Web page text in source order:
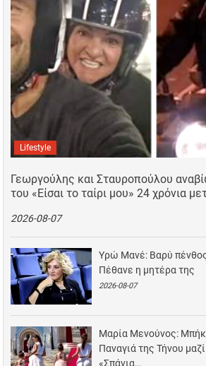
Lifestyle
Γεωργούλης και Σταυροπούλου
του «Είσαι το ταίρι μου» 24 χρόνια
2026-08-07
Υρώ Μανέ: Βαρύ
Πέθανε η μητέρα της
2026-08-07
Μαρία Μενούνος:
Παναγιά της Τήνου
«Σπάνια…